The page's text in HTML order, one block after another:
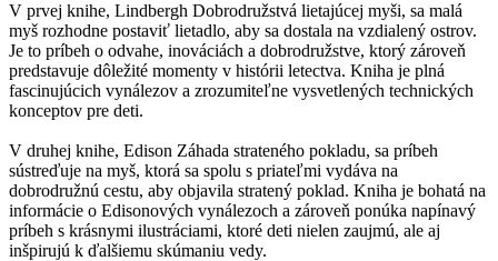
V prvej knihe, Lindbergh Dobrodružstvá lietajúcej myši, sa malá
myš rozhodne postaviť lietadlo, aby sa dostala na vzdialený ostrov.
Je to príbeh o odvahe, inováciách a dobrodružstve, ktorý zároveň
predstavuje dôležité momenty v histórii letectva. Kniha je plná
fascinujúcich vynálezov a zrozumiteľne vysvetlených technických
konceptov pre deti.
V druhej knihe, Edison Záhada strateného pokladu, sa príbeh
sústreďuje na myš, ktorá sa spolu s priateľmi vydáva na
dobrodružnú cestu, aby objavila stratený poklad. Kniha je bohatá na
informácie o Edisonových vynálezoch a zároveň ponúka napínavý
príbeh s krásnymi ilustráciami, ktoré deti nielen zaujmú, ale aj
inšpirujú k ďalšiemu skúmaniu vedy.